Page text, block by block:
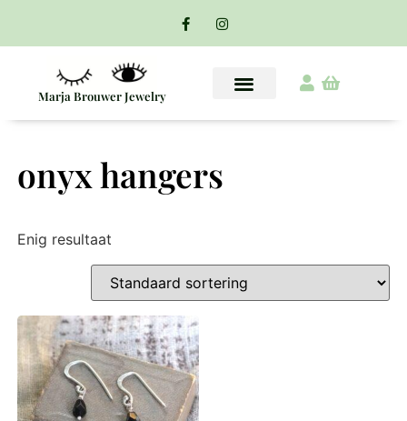
Marja Brouwer Jewelry
onyx hangers
Enig resultaat